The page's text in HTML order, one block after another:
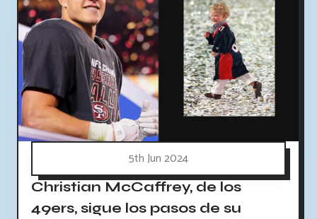
5th Jun 2024
Christian McCaffrey, de los
49ers, sigue los pasos de su